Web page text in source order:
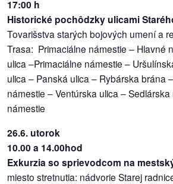
17:00 h
Historické pochôdzky ulicami
Tovarišstva starých bojových umení a
Trasa: Primaciálne námestie – Hlavné
ulica –Primaciálne námestie –
ulica – Panská ulica – Rybárska brána
námestie – Ventúrska ulica –
námestie
26.6. utorok
10.00 a 14.00hod
Exkurzia so sprievodcom na
miesto stretnutia: nádvorie Starej